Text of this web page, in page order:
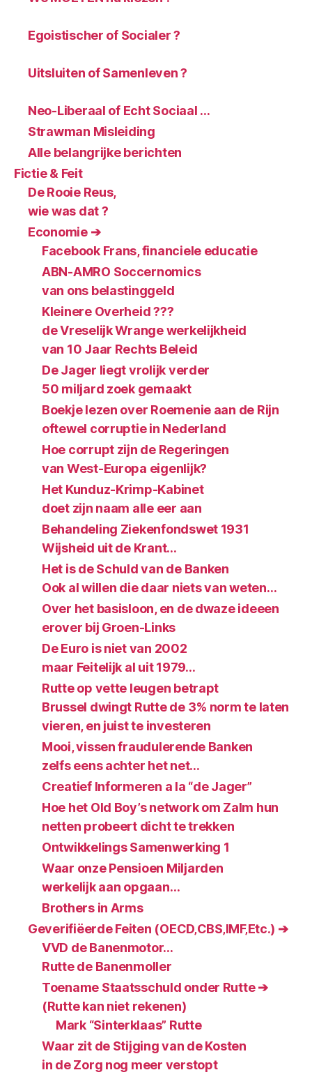
Egoistischer of Socialer ?
Uitsluiten of Samenleven ?
Neo-Liberaal of Echt Sociaal …
Strawman Misleiding
Alle belangrijke berichten
Fictie & Feit
De Rooie Reus,
wie was dat ?
Economie ➔
Facebook Frans, financiele educatie
ABN-AMRO Soccernomics
van ons belastinggeld
Kleinere Overheid ???
de Vreselijk Wrange werkelijkheid
van 10 Jaar Rechts Beleid
De Jager liegt vrolijk verder
50 miljard zoek gemaakt
Boekje lezen over Roemenie aan de Rijn
oftewel corruptie in Nederland
Hoe corrupt zijn de Regeringen
van West-Europa eigenlijk?
Het Kunduz-Krimp-Kabinet
doet zijn naam alle eer aan
Behandeling Ziekenfondswet 1931
Wijsheid uit de Krant…
Het is de Schuld van de Banken
Ook al willen die daar niets van weten…
Over het basisloon, en de dwaze ideeen
erover bij Groen-Links
De Euro is niet van 2002
maar Feitelijk al uit 1979…
Rutte op vette leugen betrapt
Brussel dwingt Rutte de 3% norm te laten
vieren, en juist te investeren
Mooi, vissen fraudulerende Banken
zelfs eens achter het net…
Creatief Informeren a la “de Jager”
Hoe het Old Boy’s network om Zalm hun
netten probeert dicht te trekken
Ontwikkelings Samenwerking 1
Waar onze Pensioen Miljarden
werkelijk aan opgaan…
Brothers in Arms
Geverifiëerde Feiten (OECD‚CBS‚IMF‚Etc.) ➔
VVD de Banenmotor…
Rutte de Banenmoller
Toename Staatsschuld onder Rutte ➔
(Rutte kan niet rekenen)
Mark “Sinterklaas” Rutte
Waar zit de Stijging van de Kosten
in de Zorg nog meer verstopt